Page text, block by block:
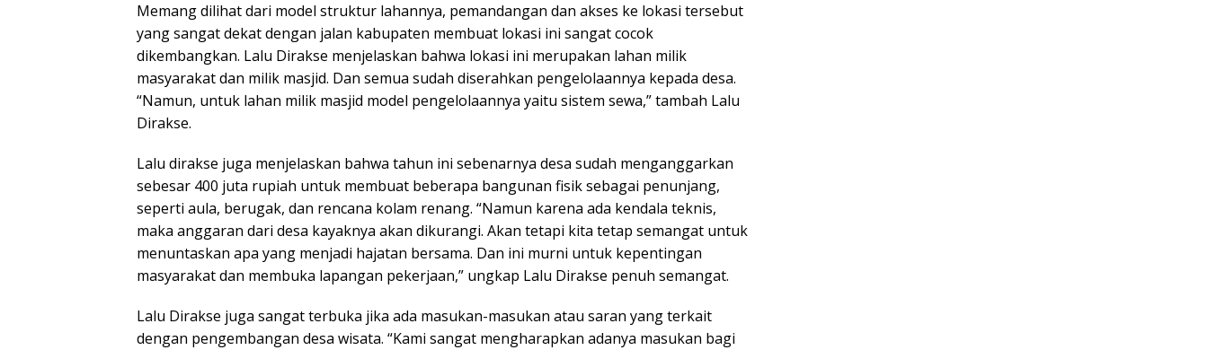
Memang dilihat dari model struktur lahannya, pemandangan dan akses ke lokasi tersebut
yang sangat dekat dengan jalan kabupaten membuat lokasi ini sangat cocok
dikembangkan. Lalu Dirakse menjelaskan bahwa lokasi ini merupakan lahan milik
masyarakat dan milik masjid. Dan semua sudah diserahkan pengelolaannya kepada desa.
“Namun, untuk lahan milik masjid model pengelolaannya yaitu sistem sewa,” tambah Lalu
Dirakse.
Lalu dirakse juga menjelaskan bahwa tahun ini sebenarnya desa sudah menganggarkan
sebesar 400 juta rupiah untuk membuat beberapa bangunan fisik sebagai penunjang,
seperti aula, berugak, dan rencana kolam renang. “Namun karena ada kendala teknis,
maka anggaran dari desa kayaknya akan dikurangi. Akan tetapi kita tetap semangat untuk
menuntaskan apa yang menjadi hajatan bersama. Dan ini murni untuk kepentingan
masyarakat dan membuka lapangan pekerjaan,” ungkap Lalu Dirakse penuh semangat.
Lalu Dirakse juga sangat terbuka jika ada masukan-masukan atau saran yang terkait
dengan pengembangan desa wisata. “Kami sangat mengharapkan adanya masukan bagi